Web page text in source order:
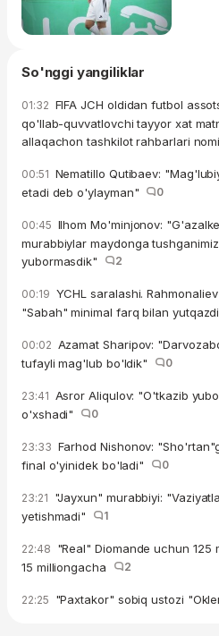
So'nggi yangiliklar
01:32 FIFA JCH oldidan futbol
qo'llab-quvvatlovchi tayyor xat
allaqachon tashkilot rahbarlari
00:51 Nematillo Qutibaev:
etadi deb o'ylayman"
0
00:45 Ilhom Mo'minjonov:
murabbiylar maydonga
yubormasdik"
2
00:19 YCHL saralashi.
"Sabah" minimal farq bilan yutqazdi
00:02 Azamat Sharipov:
tufayli mag'lub bo'ldik"
0
23:41 Asror Aliqulov: "O'tkazib
o'xshadi"
0
23:33 Farhod Nishonov:
final o'yinidek bo'ladi"
0
23:21 "Jayxun" murabbiyi:
yetishmadi"
1
22:48 "Real" Diomande uchun
15 milliongacha
2
22:25 "Paxtakor" sobiq ustozi